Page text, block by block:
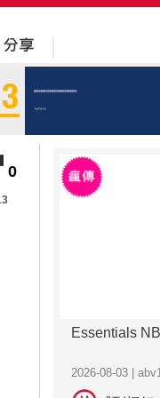
0
Essentials
2026-08-03 |